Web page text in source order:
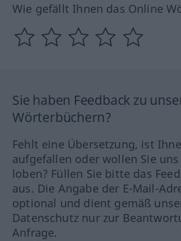
Wie gefällt Ihnen das Online
Sie haben Feedback zu
Wörterbüchern?
Fehlt eine Übersetzung, ist
aufgefallen oder wollen Sie
loben? Füllen Sie bitte das
aus. Die Angabe der E-Mail-
optional und dient gemäß
Datenschutz nur zur
Anfrage.